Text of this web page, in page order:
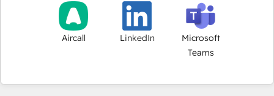
Aircall LinkedIn
Microsoft
Teams